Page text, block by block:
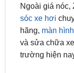
hãng, màn
và sửa chữa
trường hiện
Bên cạnh sự